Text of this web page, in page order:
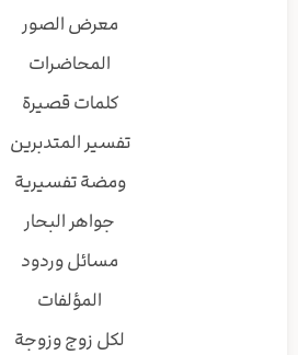
معرض الصور
المحاضرات
كلمات قصيرة
تفسير المتدبرين
ومضة تفسيرية
جواهر البحار
مسائل وردود
المؤلفات
لكل زوج وزوجة